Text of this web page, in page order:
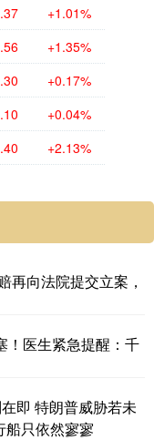
+1.01%
+1.35%
+0.17%
+0.04%
+2.13%
再向法院提交立案，
！医生紧急提醒：千
即 特朗普威胁若未
船只依然寥寥